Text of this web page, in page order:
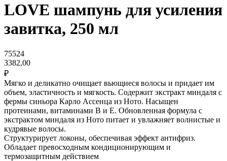
LOVE шампунь для усиления
завитка, 250 мл
75524
3382,00
₽
Мягко и деликатно очищает вьющиеся волосы и придает им
объем, эластичность и мягкость. Содержит экстракт миндаля с
фермы синьора Карло Ассенца из Ното. Насыщен
протеинами, витаминами В и Е. Обновленная формула с
экстрактом миндаля из Ното питает и увлажняет волнистые и
кудрявые волосы.
Структурирует локоны, обеспечивая эффект антифриз.
Обладает превосходным кондиционирующим и
термозащитным действием